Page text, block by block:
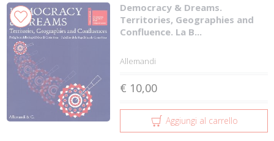
Democracy & Dreams.
Territories, Geographies and
Confluence. La B...
Allemandi
€ 10,00
Aggiungi al carrello